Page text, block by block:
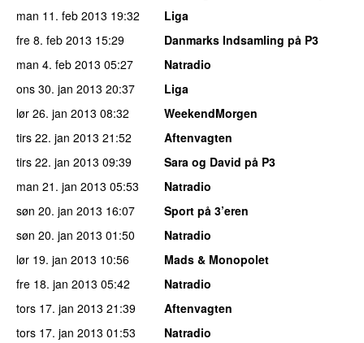
man 11. feb 2013 19:32
Liga
fre 8. feb 2013 15:29
Danmarks Indsamling på P3
man 4. feb 2013 05:27
Natradio
ons 30. jan 2013 20:37
Liga
lør 26. jan 2013 08:32
WeekendMorgen
tirs 22. jan 2013 21:52
Aftenvagten
tirs 22. jan 2013 09:39
Sara og David på P3
man 21. jan 2013 05:53
Natradio
søn 20. jan 2013 16:07
Sport på 3’eren
søn 20. jan 2013 01:50
Natradio
lør 19. jan 2013 10:56
Mads & Monopolet
fre 18. jan 2013 05:42
Natradio
tors 17. jan 2013 21:39
Aftenvagten
tors 17. jan 2013 01:53
Natradio